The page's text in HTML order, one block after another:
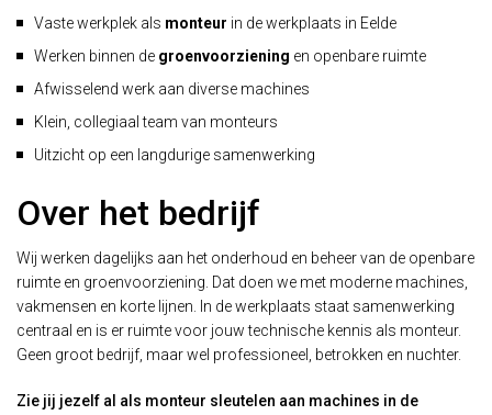
Vaste werkplek als monteur in de werkplaats in Eelde
Werken binnen de groenvoorziening en openbare ruimte
Afwisselend werk aan diverse machines
Klein, collegiaal team van monteurs
Uitzicht op een langdurige samenwerking
Over het bedrijf
Wij werken dagelijks aan het onderhoud en beheer van de openbare
ruimte en groenvoorziening. Dat doen we met moderne machines,
vakmensen en korte lijnen. In de werkplaats staat samenwerking
centraal en is er ruimte voor jouw technische kennis als monteur.
Geen groot bedrijf, maar wel professioneel, betrokken en nuchter.
Zie jij jezelf al als monteur sleutelen aan machines in de